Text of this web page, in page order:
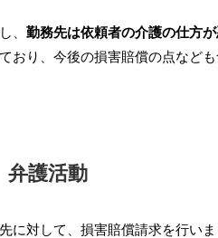
、 勤務先は依頼者の介護の仕方
おり、今後の損害賠償の点など
弁護活動
に対して、損害賠償請求を行い
も調べ不利にならない
いただき解決致しました
とても感謝致しました。